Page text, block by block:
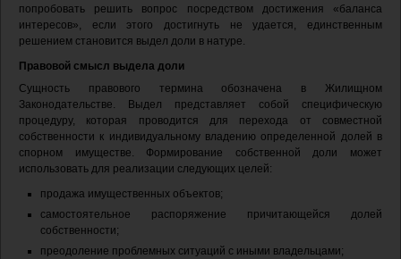
попробовать решить вопрос посредством достижения «баланса
интересов», если этого достигнуть не удается, единственным
решением становится выдел доли в натуре.
Правовой смысл выдела доли
Сущность правового термина обозначена в Жилищном
Законодательстве. Выдел представляет собой специфическую
процедуру, которая проводится для перехода от совместной
собственности к индивидуальному владению определенной долей в
спорном имуществе. Формирование собственной доли может
использовать для реализации следующих целей:
продажа имущественных объектов;
самостоятельное распоряжение причитающейся долей
собственности;
преодоление проблемных ситуаций с иными владельцами;